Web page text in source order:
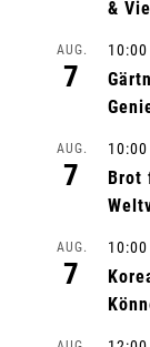
&
AUG.
7
10:00
AUG.
7
10:00
Brot
AUG.
7
10:00